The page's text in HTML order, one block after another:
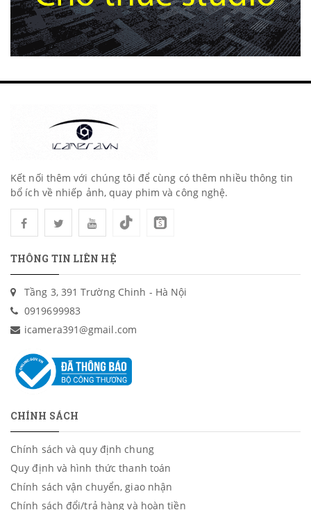
Kết nối thêm với chúng tôi để cùng có thêm nhiều thông tin
bổ ích về nhiếp ảnh, quay phim và công nghệ.
THÔNG TIN LIÊN HỆ
Tầng 3, 391 Trường Chinh - Hà Nội
0919699983
icamera391@gmail.com
CHÍNH SÁCH
Chính sách và quy định chung
Quy định và hình thức thanh toán
Chính sách vận chuyển, giao nhận
Chính sách đổi/trả hàng và hoàn tiền